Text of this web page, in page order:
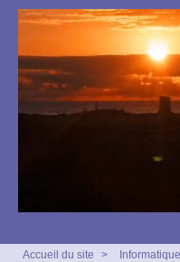
Accueil du site > Informatique